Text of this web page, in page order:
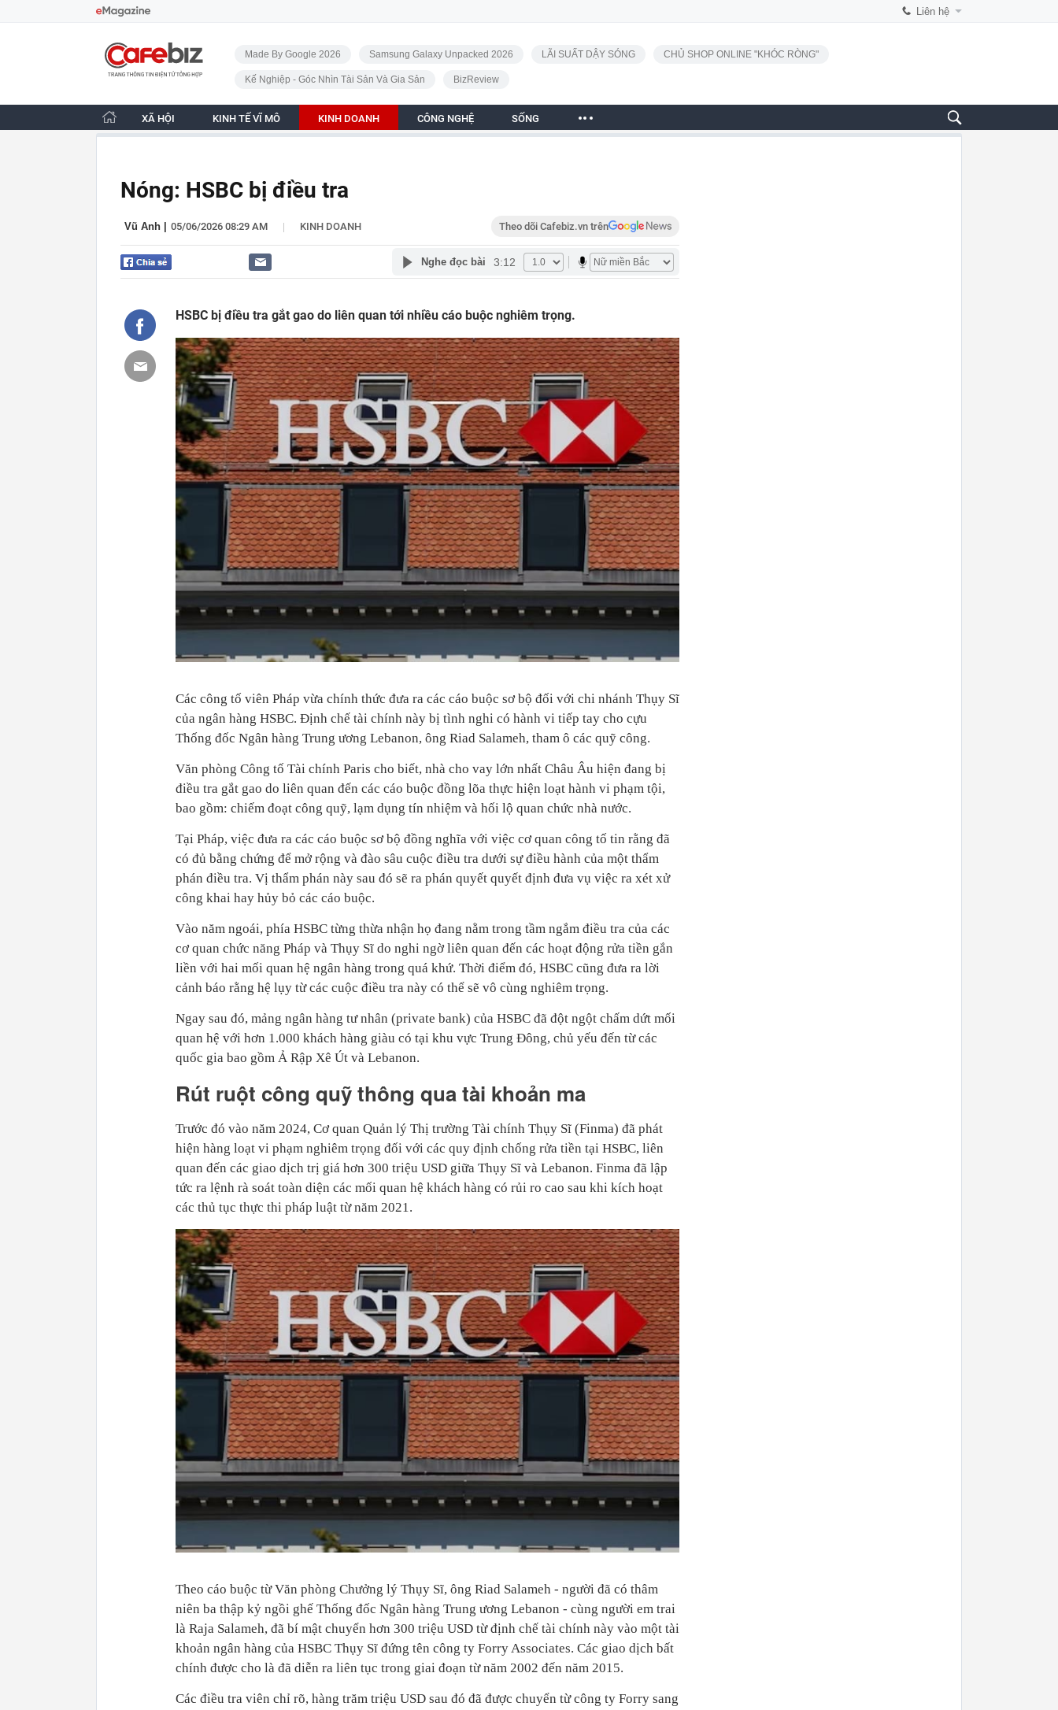
Liên hệ
CafeBiz - Trang chủ
Made By Google 2026 Samsung Galaxy Unpacked 2026 LÃI SUẤT DẬY SÓNG CHỦ SHOP ONLINE "KHÓC RÒNG"
Kế Nghiệp - Góc Nhìn Tài Sản Và Gia Sản BizReview
XÃ HỘI KINH TẾ VĨ MÔ KINH DOANH CÔNG NGHỆ SỐNG
Nóng: HSBC bị điều tra
Vũ Anh 05/06/2026 08:29 AM | KINH DOANH Theo dõi Cafebiz.vn trên
Nghe đọc bài 3:12
HSBC bị điều tra gắt gao do liên quan tới nhiều cáo buộc nghiêm trọng.
Các công tố viên Pháp vừa chính thức đưa ra các cáo buộc sơ bộ đối với chi nhánh Thụy Sĩ
của ngân hàng HSBC. Định chế tài chính này bị tình nghi có hành vi tiếp tay cho cựu
Thống đốc Ngân hàng Trung ương Lebanon, ông Riad Salameh, tham ô các quỹ công.
Văn phòng Công tố Tài chính Paris cho biết, nhà cho vay lớn nhất Châu Âu hiện đang bị
điều tra gắt gao do liên quan đến các cáo buộc đồng lõa thực hiện loạt hành vi phạm tội,
bao gồm: chiếm đoạt công quỹ, lạm dụng tín nhiệm và hối lộ quan chức nhà nước.
Tại Pháp, việc đưa ra các cáo buộc sơ bộ đồng nghĩa với việc cơ quan công tố tin rằng đã
có đủ bằng chứng để mở rộng và đào sâu cuộc điều tra dưới sự điều hành của một thẩm
phán điều tra. Vị thẩm phán này sau đó sẽ ra phán quyết quyết định đưa vụ việc ra xét xử
công khai hay hủy bỏ các cáo buộc.
Vào năm ngoái, phía HSBC từng thừa nhận họ đang nằm trong tầm ngắm điều tra của các
cơ quan chức năng Pháp và Thụy Sĩ do nghi ngờ liên quan đến các hoạt động rửa tiền gắn
liền với hai mối quan hệ ngân hàng trong quá khứ. Thời điểm đó, HSBC cũng đưa ra lời
cảnh báo rằng hệ lụy từ các cuộc điều tra này có thể sẽ vô cùng nghiêm trọng.
Ngay sau đó, mảng ngân hàng tư nhân (private bank) của HSBC đã đột ngột chấm dứt mối
quan hệ với hơn 1.000 khách hàng giàu có tại khu vực Trung Đông, chủ yếu đến từ các
quốc gia bao gồm Ả Rập Xê Út và Lebanon.
Rút ruột công quỹ thông qua tài khoản ma
Trước đó vào năm 2024, Cơ quan Quản lý Thị trường Tài chính Thụy Sĩ (Finma) đã phát
hiện hàng loạt vi phạm nghiêm trọng đối với các quy định chống rửa tiền tại HSBC, liên
quan đến các giao dịch trị giá hơn 300 triệu USD giữa Thụy Sĩ và Lebanon. Finma đã lập
tức ra lệnh rà soát toàn diện các mối quan hệ khách hàng có rủi ro cao sau khi kích hoạt
các thủ tục thực thi pháp luật từ năm 2021.
Theo cáo buộc từ Văn phòng Chưởng lý Thụy Sĩ, ông Riad Salameh - người đã có thâm
niên ba thập kỷ ngồi ghế Thống đốc Ngân hàng Trung ương Lebanon - cùng người em trai
là Raja Salameh, đã bí mật chuyển hơn 300 triệu USD từ định chế tài chính này vào một tài
khoản ngân hàng của HSBC Thụy Sĩ đứng tên công ty Forry Associates. Các giao dịch bất
chính được cho là đã diễn ra liên tục trong giai đoạn từ năm 2002 đến năm 2015.
Các điều tra viên chỉ rõ, hàng trăm triệu USD sau đó đã được chuyển từ công ty Forry sang